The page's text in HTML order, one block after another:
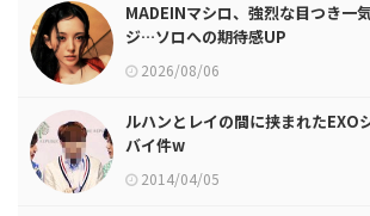
MADEINマシロ、強烈な目つき一
ジ…ソロへの期待感UP
2026/08/06
ルハンとレイの間に挟まれたEXO
バイ件w
2014/04/05